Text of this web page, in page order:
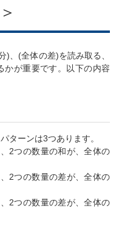
、(全体の差)を読み取る、
かが重要です。以下の内容
ターンは3つあります。
2つの数量の和が、全体の
2つの数量の差が、全体の
2つの数量の差が、全体の